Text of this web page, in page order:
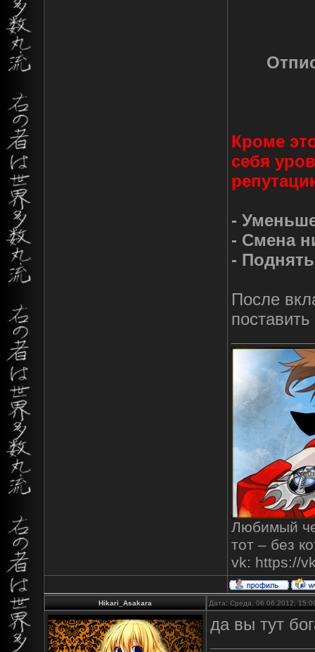
Кроме
себя
-
- Смена
-
После
Любимый
тот – без
vk: https://
Hikari_Asakara Дата: Среда, 06.06.2012,
да вы тут